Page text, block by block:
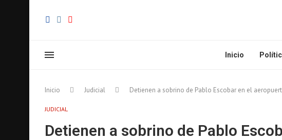
Inicio
Inicio Judicial Detienen a sobrino de Pablo Escobar en el
JUDICIAL
Detienen a sobrino de Pablo